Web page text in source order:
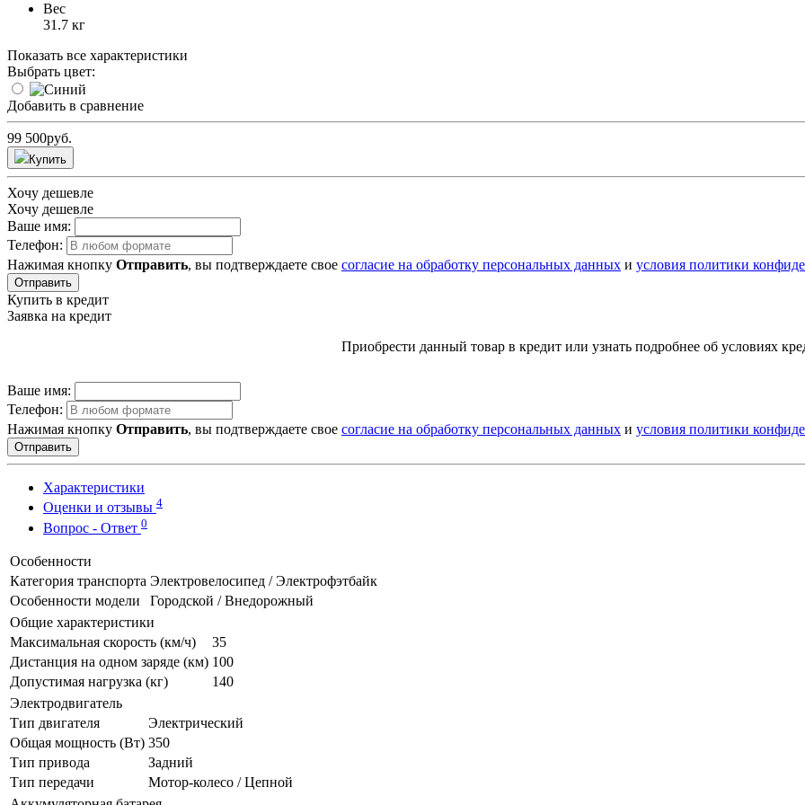
Вес
31.7 кг
Показать все характеристики
Выбрать цвет:
Добавить в сравнение
99 500руб.
Купить
Хочу дешевле
Хочу дешевле
Ваше имя:
Телефон:
Нажимая кнопку Отправить, вы подтверждаете свое согласие на обработку персональных данных и условия политики
Отправить
Купить в кредит
Заявка на кредит
Приобрести данный товар в кредит или узнать подробнее об условиях
Ваше имя:
Телефон:
Нажимая кнопку Отправить, вы подтверждаете свое согласие на обработку персональных данных и условия политики
Отправить
Характеристики
Оценки и отзывы 4
Вопрос - Ответ 0
Особенности
Категория транспорта Электровелосипед / Электрофэтбайк
Особенности модели
Городской / Внедорожный
Общие характеристики
Максимальная скорость (км/ч)
35
Дистанция на одном заряде (км) 100
Допустимая нагрузка (кг)
140
Электродвигатель
Тип двигателя
Электрический
Общая мощность (Вт) 350
Тип привода
Задний
Тип передачи
Мотор-колесо / Цепной